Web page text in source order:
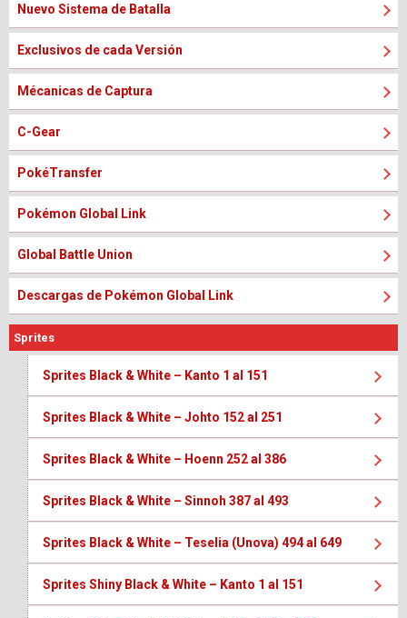
Nuevo Sistema de Batalla
Exclusivos de cada Versión
Mécanicas de Captura
C-Gear
PokéTransfer
Pokémon Global Link
Global Battle Union
Descargas de Pokémon Global Link
Sprites
Sprites Black & White – Kanto 1 al 151
Sprites Black & White – Johto 152 al 251
Sprites Black & White – Hoenn 252 al 386
Sprites Black & White – Sinnoh 387 al 493
Sprites Black & White – Teselia (Unova) 494 al 649
Sprites Shiny Black & White – Kanto 1 al 151